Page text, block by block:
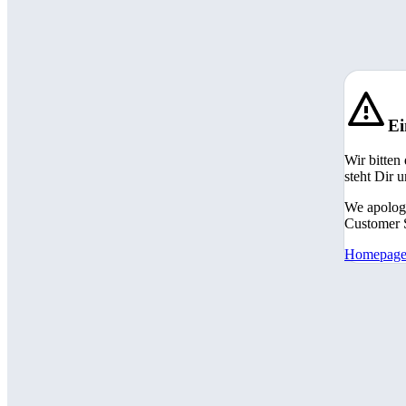
Wir bitten
steht Dir
We
Customer
Homepage